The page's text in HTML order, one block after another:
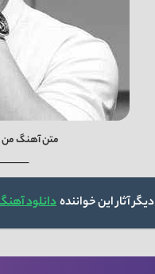
متن آهنگ
دیگر آثار این خوانندهدانلود